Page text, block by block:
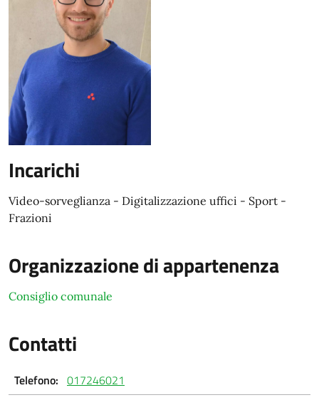
Incarichi
Video-sorveglianza - Digitalizzazione uffici - Sport -
Frazioni
Organizzazione di appartenenza
Consiglio comunale
Contatti
Telefono: 017246021